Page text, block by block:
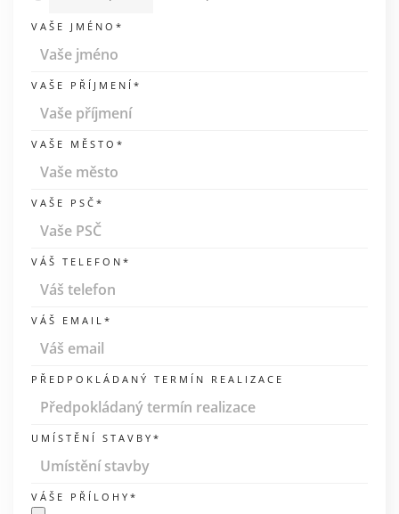
VAŠE JMÉNO*
VAŠE PŘÍJMENÍ*
VAŠE MĚSTO*
VAŠE PSČ*
VÁŠ TELEFON*
VÁŠ EMAIL*
PŘEDPOKLÁDANÝ TERMÍN REALIZACE
UMÍSTĚNÍ STAVBY*
VÁŠE PŘÍLOHY*